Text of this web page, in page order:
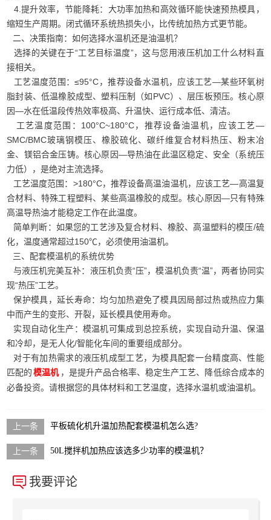
4.提升效率，节能降耗：大功率加热和高效循环能快速预热模具，
缩短生产周期。闭式循环系统热损失小，比传统加热方式更节能。
二、决策指南：如何选择水温机还是油温机？
选择的关键在于“工艺目标温度”，这与您用液压机加工什么材料直
接相关。
工艺温度范围：≤95°C，推荐设备水温机，应该工艺—某些环氧树
脂封装、低温橡胶成型、塑料压制（如PVC）、层压板预压。核心原
因—水在低温段传热效率极高、升温快、运行成本低、清洁。
工艺温度范围：100°C~180°C，推荐设备油温机，应该工艺—
SMC/BMC玻璃钢模压、橡胶硫化、碳纤维复合材料热压、粉末冶
金、镁铝合金压铸。核心原因—导热油在此温区稳定、安全（系统压
力低），是绝对主流选择。
工艺温度范围：>180°C，推荐设备高温油温机，应该工艺—高温复
合材料、特殊工程塑料、某些高温橡胶的成型。核心原因—只有特殊
高温导热油才能稳定工作在此温度。
简单判断：如果您的工艺涉及复合材料、橡胶、高温塑料的模压/硫
化，温度通常超过150℃，必须使用油温机。
三、配套模温机的系统优势
与液压机完美互补：液压机负责“压”，模温机负责“温”，两者协同实
现“热压”工艺。
保护模具，延长寿命：均匀加热避免了模具因局部过热或热应力集
中而产生的变形、开裂，延长模具使用寿命。
实现自动化生产：模温机可集成到总控系统，实现自动升温、保温
和冷却，是无人化/智能化车间的重要组成部分。
对于有加热需求的液压机成型工艺，为模具配套一台精度高、性能
匹配的 模温机 ，是提升产品合格率、稳定生产工艺、降低综合成本的
必备投资。请根据您的具体材料和工艺温度，选择水温机或油温机。
平板硫化机升温加热配套模温机怎么选?
50L搅拌机加热应该选多少功率的模温机？
我要评论